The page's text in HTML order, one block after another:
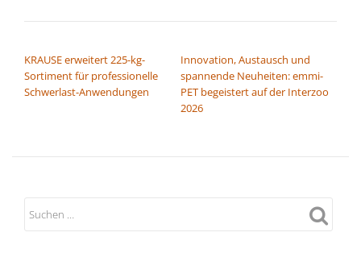
KRAUSE erweitert 225-kg-
Sortiment für professionelle
Schwerlast-Anwendungen
Innovation, Austausch und
spannende Neuheiten: emmi-
PET begeistert auf der Interzoo
2026